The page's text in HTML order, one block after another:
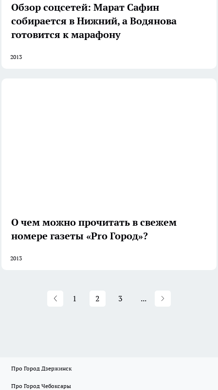
Обзор соцсетей: Марат Сафин
собирается в Нижний, а Водянова
готовится к марафону
2013
О чем можно прочитать в свежем
номере газеты «Pro Город»?
2013
1 2 3 ...
Про Город Дзержинск
Про Город Чебоксары